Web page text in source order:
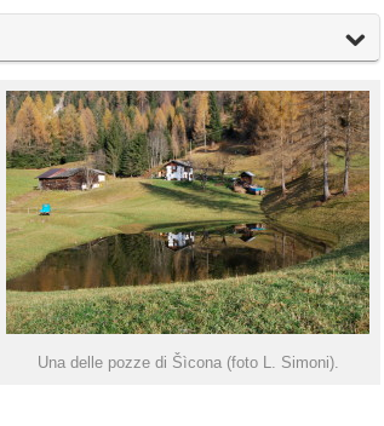
Una delle pozze di Šìcona (foto L. Simoni).